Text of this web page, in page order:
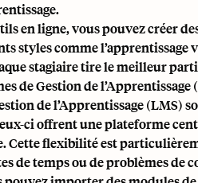
en ligne, vous pouvez créer
styles comme
stagiaire tire le meilleur
de Gestion de
de l’Apprentissage
ci offrent une plateforme
Cette flexibilité est
de temps ou de problèmes de